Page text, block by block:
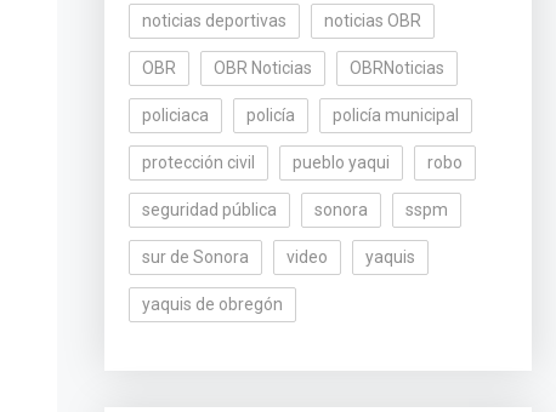
noticias deportivas noticias OBR
OBR OBR Noticias OBRNoticias
policiaca policía policía municipal
protección civil pueblo yaqui robo
seguridad pública sonora sspm
sur de Sonora video yaquis
yaquis de obregón